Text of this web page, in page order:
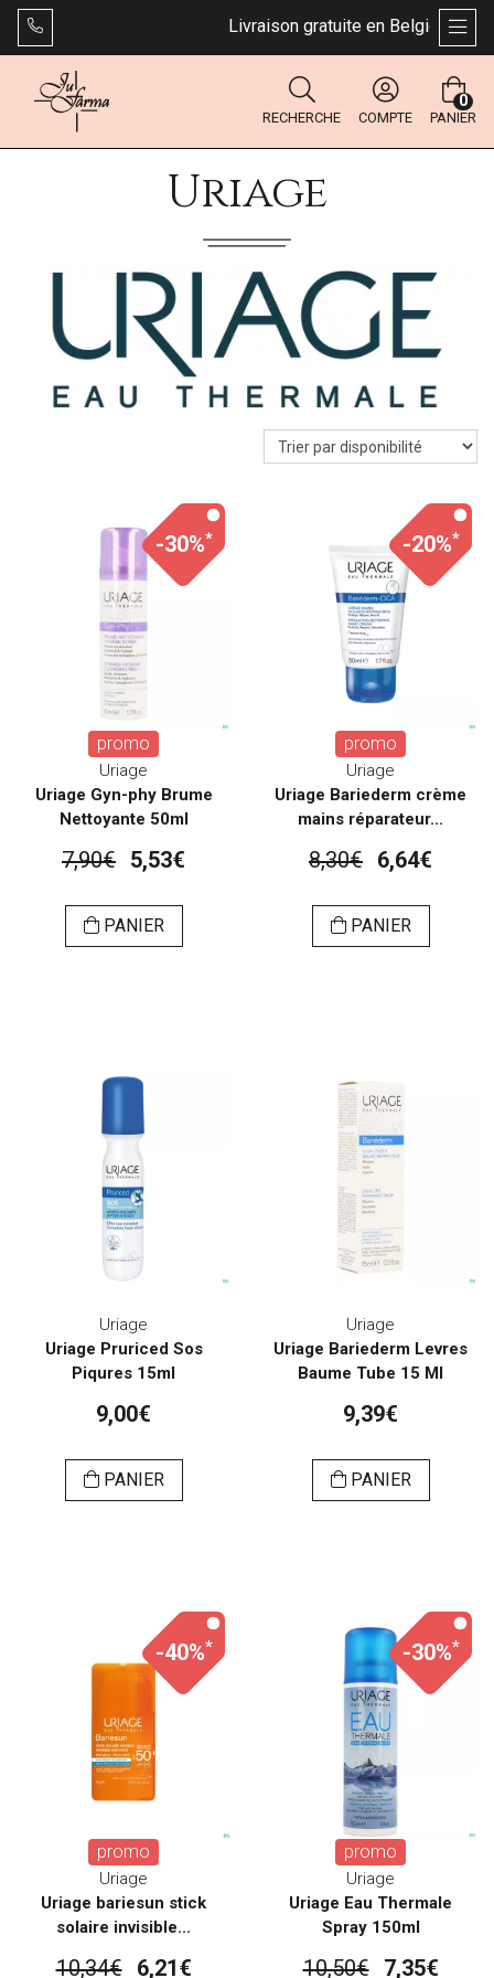
Livraison gratuite en Belgique
RECHERCHE COMPTE PANIER
0
Uriage
-30%*
promo
Uriage
Uriage Gyn-phy Brume
Nettoyante 50ml
7,90€ 5,53€
PANIER
-20%*
promo
Uriage
Uriage Bariederm crème
mains réparateur...
8,30€ 6,64€
PANIER
Uriage
Uriage Pruriced Sos
Piqures 15ml
9,00€
PANIER
Uriage
Uriage Bariederm Levres
Baume Tube 15 Ml
9,39€
PANIER
-40%*
promo
Uriage
Uriage bariesun stick
solaire invisible...
10,34€ 6,21€
-30%*
promo
Uriage
Uriage Eau Thermale
Spray 150ml
10,50€ 7,35€